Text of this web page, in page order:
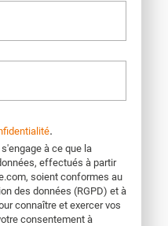
.
s'engage à ce que la
effectués à partir
soient conformes au
des données (RGPD) et à
connaître et exercer vos
consentement à